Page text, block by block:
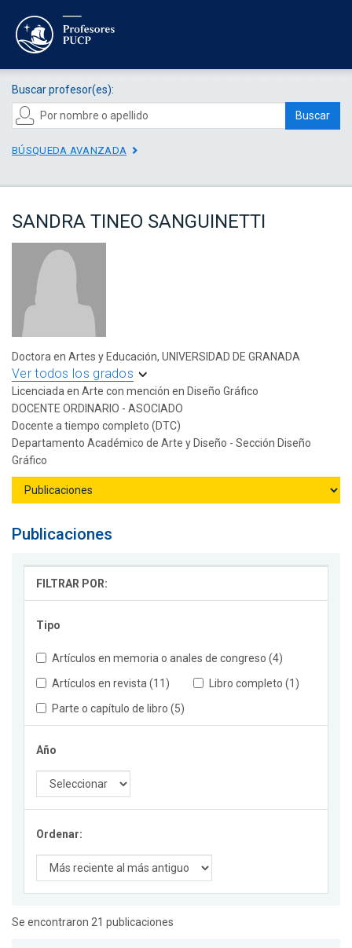
Buscar profesor(es):
Buscar
BÚSQUEDA AVANZADA
SANDRA TINEO SANGUINETTI
Doctora en Artes y Educación, UNIVERSIDAD DE GRANADA
Ver todos los grados
Licenciada en Arte con mención en Diseño Gráfico
DOCENTE ORDINARIO - ASOCIADO
Docente a tiempo completo (DTC)
Departamento Académico de Arte y Diseño - Sección Diseño
Gráfico
Publicaciones
FILTRAR POR:
Tipo
Artículos en memoria o anales de congreso (4)
Artículos en revista (11)
Libro completo (1)
Parte o capítulo de libro (5)
Año
Ordenar:
Se encontraron 21 publicaciones